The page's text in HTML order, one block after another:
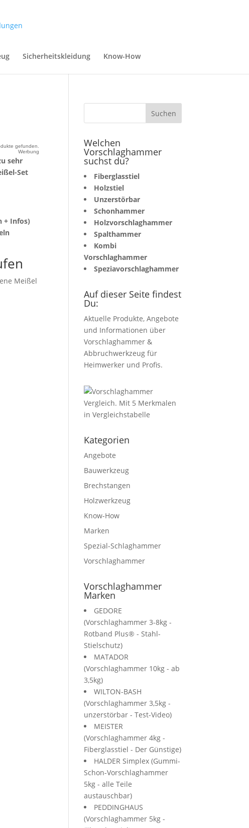
Sicherheitskleidung Know-How
gefunden.
Werbung
sehr
Set
+ Infos)
Meißel
Welchen
Vorschlaghammer
suchst du?
Fiberglasstiel
Holzstiel
Unzerstörbar
Schonhammer
Holzvorschlaghammer
Spalthammer
Kombi
Vorschlaghammer
Speziavorschlaghammer
Auf dieser Seite findest
Du:
Aktuelle Produkte, Angebote
und Informationen über
Vorschlaghammer &
Abbruchwerkzeug für
Heimwerker und Profis.
Kategorien
Angebote
Bauwerkzeug
Brechstangen
Holzwerkzeug
Know-How
Marken
Spezial-Schlaghammer
Vorschlaghammer
Vorschlaghammer
Marken
GEDORE
(Vorschlaghammer 3-8kg -
Rotband Plus® - Stahl-
Stielschutz)
MATADOR
(Vorschlaghammer 10kg - ab
3,5kg)
WILTON-BASH
(Vorschlaghammer 3,5kg -
unzerstörbar - Test-Video)
MEISTER
(Vorschlaghammer 4kg -
Fiberglasstiel - Der Günstige)
HALDER Simplex (Gummi-
Schon-Vorschlaghammer
5kg - alle Teile
austauschbar)
PEDDINGHAUS
(Vorschlaghammer 5kg -